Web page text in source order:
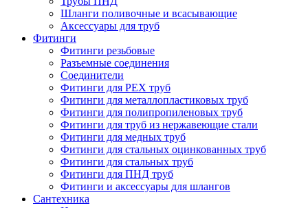
Шланги поливочные и всасывающие
Аксессуары для труб
Фитинги
Фитинги резьбовые
Разъемные соединения
Соединители
Фитинги для PEX труб
Фитинги для металлопластиковых труб
Фитинги для полипропиленовых труб
Фитинги для труб из нержавеющие стали
Фитинги для медных труб
Фитинги для стальных оцинкованных труб
Фитинги для стальных труб
Фитинги для ПНД труб
Фитинги и аксессуары для шлангов
Сантехника